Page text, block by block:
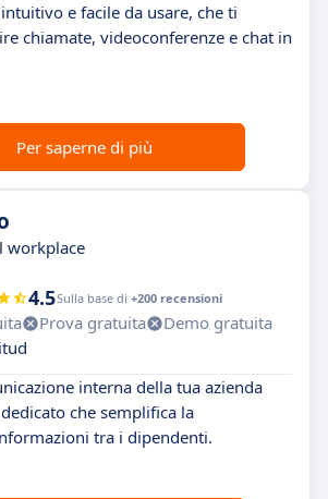
e facile da usare, che ti
chiamate, videoconferenze e chat in
Per saperne di più
workplace
4.5Sulla base di +200 recensioni
Prova gratuita
Demo gratuita
interna della tua azienda
che semplifica la
tra i dipendenti.